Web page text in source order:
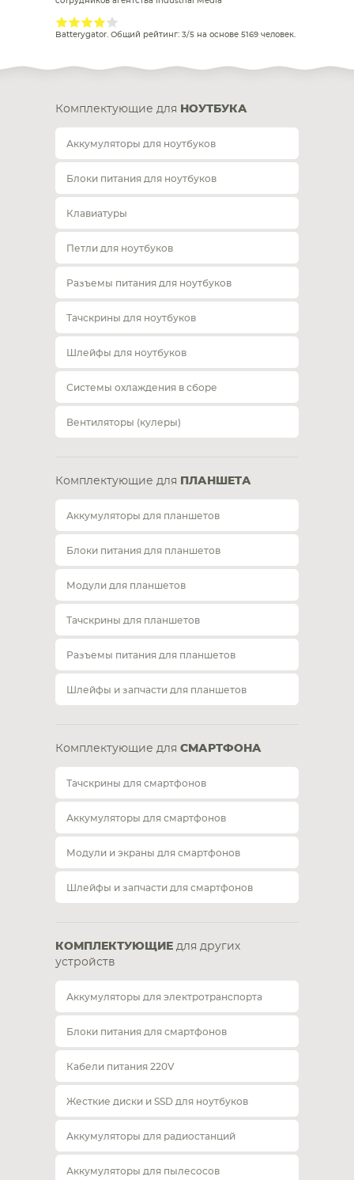
Batterygator. Общий рейтинг: 3/5 на основе 5169 человек.
Комплектующие для НОУТБУКА
Аккумуляторы для ноутбуков
Блоки питания для ноутбуков
Клавиатуры
Петли для ноутбуков
Разъемы питания для ноутбуков
Тачскрины для ноутбуков
Шлейфы для ноутбуков
Системы охлаждения в сборе
Вентиляторы (кулеры)
Комплектующие для ПЛАНШЕТА
Аккумуляторы для планшетов
Блоки питания для планшетов
Модули для планшетов
Тачскрины для планшетов
Разъемы питания для планшетов
Шлейфы и запчасти для планшетов
Комплектующие для СМАРТФОНА
Тачскрины для смартфонов
Аккумуляторы для смартфонов
Модули и экраны для смартфонов
Шлейфы и запчасти для смартфонов
КОМПЛЕКТУЮЩИЕ для других
устройств
Аккумуляторы для электротранспорта
Блоки питания для смартфонов
Кабели питания 220V
Жесткие диски и SSD для ноутбуков
Аккумуляторы для радиостанций
Аккумуляторы для пылесосов